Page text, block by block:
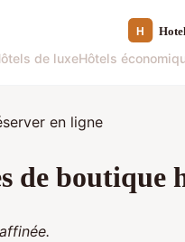
de luxeHôtels
de boutique